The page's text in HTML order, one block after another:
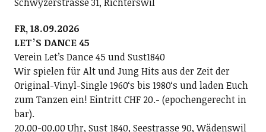
Schwyzerstrasse 31, Richterswil
FR, 18.09.2026
LETʼS DANCE 45
Verein Letʼs Dance 45 und Sust1840
Wir spielen für Alt und Jung Hits aus der Zeit der
Original-Vinyl-Single 1960ʻs bis 1980ʻs und laden Euch
zum Tanzen ein! Eintritt CHF 20.- (epochengerecht in
bar).
20.00-00.00 Uhr, Sust 1840, Seestrasse 90, Wädenswil